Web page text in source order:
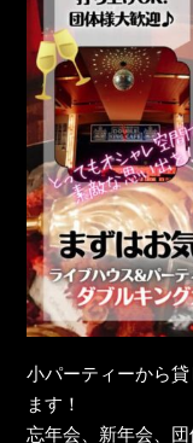
小パーティーから
ます！
忘年会、新年会、